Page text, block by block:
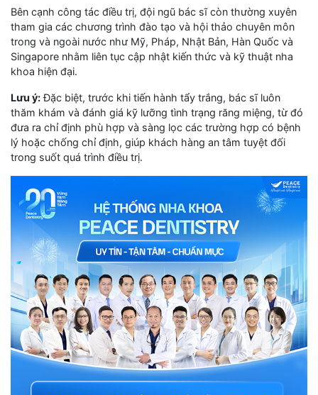
Bên cạnh công tác điều trị, đội ngũ bác sĩ còn thường xuyên
tham gia các chương trình đào tạo và hội thảo chuyên môn
trong và ngoài nước như Mỹ, Pháp, Nhật Bản, Hàn Quốc và
Singapore nhằm liên tục cập nhật kiến thức và kỹ thuật nha
khoa hiện đại.
Lưu ý:Đặc biệt, trước khi tiến hành tẩy trắng, bác sĩ luôn
thăm khám và đánh giá kỹ lưỡng tình trạng răng miệng, từ đó
đưa ra chỉ định phù hợp và sàng lọc các trường hợp có bệnh
lý hoặc chống chỉ định, giúp khách hàng an tâm tuyệt đối
trong suốt quá trình điều trị.